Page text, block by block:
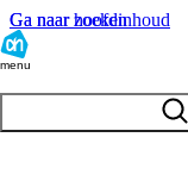
Ga naar hoofdinhoud
Ga naar zoeken
menu